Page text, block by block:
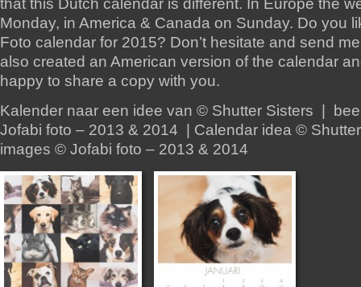
Monday, in America & Canada on Sunday. Do you
Foto calendar for 2015? Don’t hesitate and send
also created an American version of the calendar
happy to share a copy with you.
Kalender naar een idee van © Shutter Sisters |
Jofabi foto – 2013 & 2014 | Calendar idea ©
images © Jofabi foto – 2013 & 2014